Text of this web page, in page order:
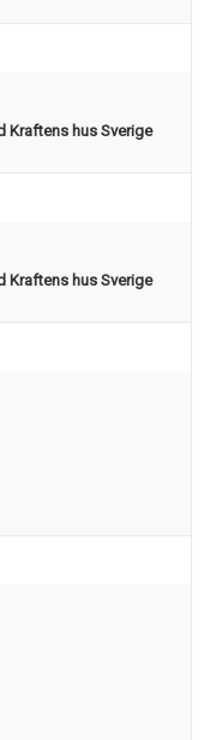
Kraftens hus Sverige
Kraftens hus Sverige